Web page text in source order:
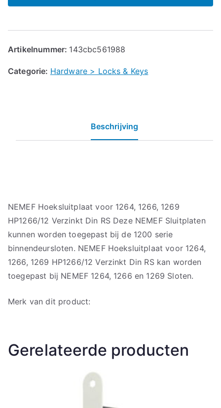
Artikelnummer: 143cbc561988
Categorie: Hardware > Locks & Keys
Beschrijving
NEMEF Hoeksluitplaat voor 1264, 1266, 1269
HP1266/12 Verzinkt Din RS Deze NEMEF Sluitplaten
kunnen worden toegepast bij de 1200 serie
binnendeursloten. NEMEF Hoeksluitplaat voor 1264,
1266, 1269 HP1266/12 Verzinkt Din RS kan worden
toegepast bij NEMEF 1264, 1266 en 1269 Sloten.
Merk van dit product:
Gerelateerde producten